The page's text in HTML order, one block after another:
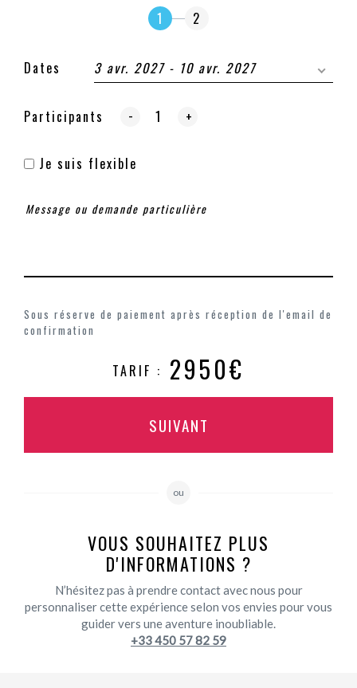
1 2
Dates 3 avr. 2027 - 10 avr. 2027
Participants - +
Je suis flexible
Sous réserve de paiement après réception de l'email de
confirmation
TARIF : 2950€
SUIVANT
ou
VOUS SOUHAITEZ PLUS
D'INFORMATIONS ?
N’hésitez pas à prendre contact avec nous pour
personnaliser cette expérience selon vos envies pour vous
guider vers une aventure inoubliable.
+33 450 57 82 59